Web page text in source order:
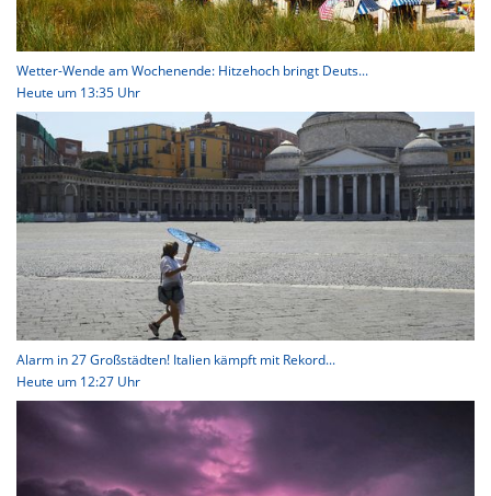
Wetter-Wende am Wochenende: Hitzehoch bringt Deuts...
Heute um 13:35 Uhr
Alarm in 27 Großstädten! Italien kämpft mit Rekord...
Heute um 12:27 Uhr